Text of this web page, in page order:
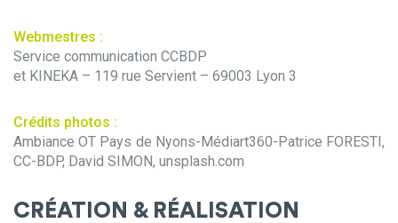
Webmestres :
Service communication CCBDP
et KINEKA – 119 rue Servient – 69003 Lyon 3
Crédits photos :
Ambiance OT Pays de Nyons-Médiart360-Patrice FORESTI,
CC-BDP, David SIMON, unsplash.com
CRÉATION & RÉALISATION